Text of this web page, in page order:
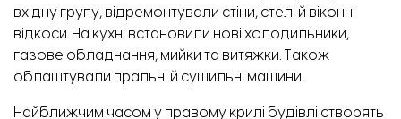
вхідну групу, відремонтували стіни, стелі й віконні
відкоси. На кухні встановили нові холодильники,
газове обладнання, мийки та витяжки. Також
облаштували пральні й сушильні машини.
Найближчим часом у правому крилі будівлі створять